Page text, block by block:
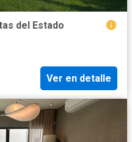
del Estado
Ver en detalle